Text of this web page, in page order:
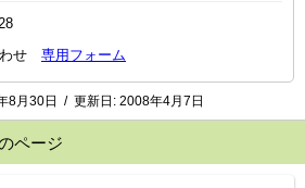
わせ 専用フォーム
8月30日 / 更新日: 2008年4月7日
ページ